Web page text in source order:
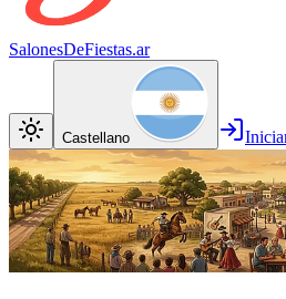
SalonesDeFiestas.ar
Castellano